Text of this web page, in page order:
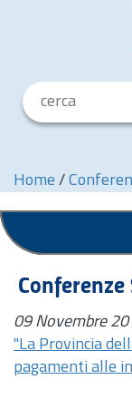
Home /
09 Novembre
"La Provincia
pagamenti alle